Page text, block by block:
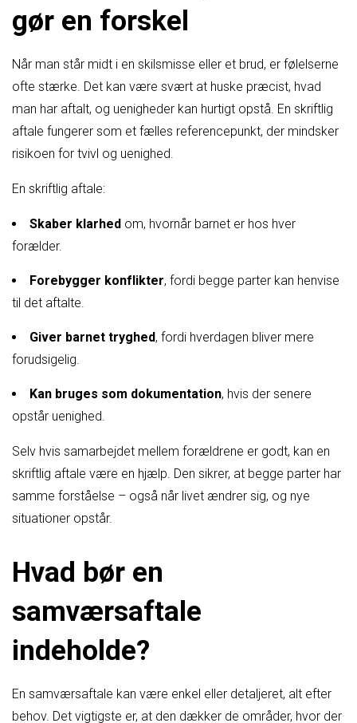
gør en forskel
Når man står midt i en skilsmisse eller et brud, er følelserne
ofte stærke. Det kan være svært at huske præcist, hvad
man har aftalt, og uenigheder kan hurtigt opstå. En skriftlig
aftale fungerer som et fælles referencepunkt, der mindsker
risikoen for tvivl og uenighed.
En skriftlig aftale:
Skaber klarhed om, hvornår barnet er hos hver
forælder.
Forebygger konflikter, fordi begge parter kan henvise
til det aftalte.
Giver barnet tryghed, fordi hverdagen bliver mere
forudsigelig.
Kan bruges som dokumentation, hvis der senere
opstår uenighed.
Selv hvis samarbejdet mellem forældrene er godt, kan en
skriftlig aftale være en hjælp. Den sikrer, at begge parter har
samme forståelse – også når livet ændrer sig, og nye
situationer opstår.
Hvad bør en
samværsaftale
indeholde?
En samværsaftale kan være enkel eller detaljeret, alt efter
behov. Det vigtigste er, at den dækker de områder, hvor der